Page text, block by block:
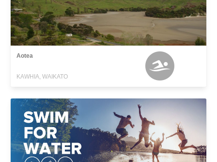
Aotea
KAWHIA, WAIKATO